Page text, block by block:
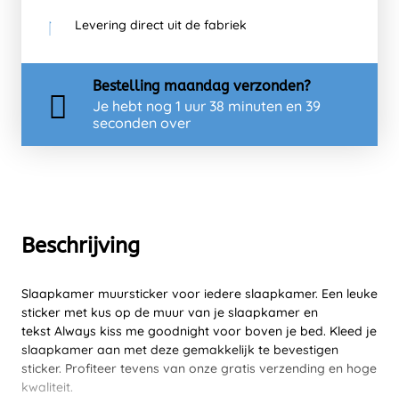
Beschrijving
Slaapkamer muursticker voor iedere slaapkamer. Een leuke
sticker met kus op de muur van je slaapkamer en
tekst Always kiss me goodnight voor boven je bed. Kleed je
slaapkamer aan met deze gemakkelijk te bevestigen
sticker. Profiteer tevens van onze gratis verzending en hoge
kwaliteit.
Levering direct uit de fabriek
Bestelling maandag verzonden?
Je hebt nog 1 uur 38 minuten en 39
seconden over